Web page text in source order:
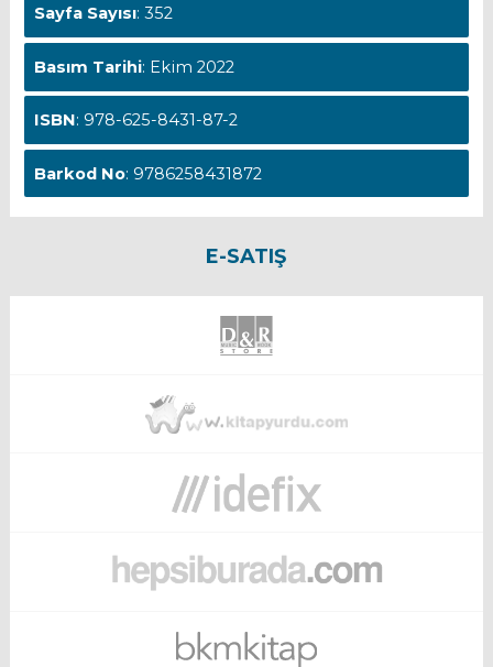
Sayfa Sayısı: 352
Basım Tarihi: Ekim 2022
ISBN: 978-625-8431-87-2
Barkod No: 9786258431872
E-SATIŞ